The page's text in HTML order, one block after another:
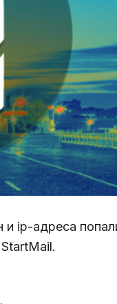
ip-адреса
StartMail.